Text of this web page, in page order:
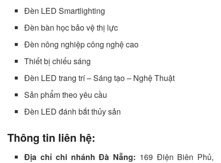
Đèn LED Smartlighting
Đèn bàn học bảo vệ thị lực
Đèn nông nghiệp công nghệ cao
Thiết bị chiếu sáng
Đèn LED trang trí – Sáng tạo – Nghệ Thuật
Sản phẩm theo yêu cầu
Đèn LED đánh bắt thủy sản
Thông tin liên hệ:
Địa chỉ chi nhánh Đà Nẵng: 169 Điện Biên Phủ,